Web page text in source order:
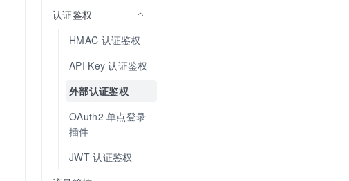
认证鉴权
HMAC 认证鉴权
API Key 认证鉴权
外部认证鉴权
OAuth2 单点登录
插件
JWT 认证鉴权